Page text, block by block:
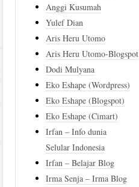
Anggi Kusumah
Yulef Dian
Aris Heru Utomo
Aris Heru Utomo-Blogspot
Dodi Mulyana
Eko Eshape (Wordpress)
Eko Eshape (Blogspot)
Eko Eshape (Cimart)
Irfan – Info dunia
Selular Indonesia
Irfan – Belajar Blog
Irma Senja – Irma Blog